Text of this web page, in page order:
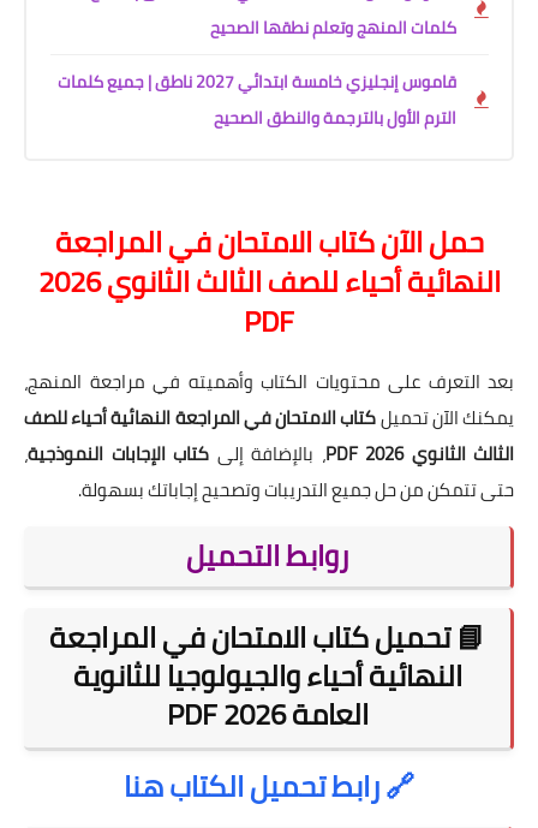
كلمات المنهج وتعلم نطقها الصحيح
قاموس إنجليزي خامسة ابتدائي 2027 ناطق | جميع كلمات
الترم الأول بالترجمة والنطق الصحيح
حمل الآن كتاب الامتحان في المراجعة
النهائية أحياء للصف الثالث الثانوي 2026
PDF
بعد التعرف على محتويات الكتاب وأهميته في مراجعة المنهج،
يمكنك الآن تحميلكتاب الامتحان في المراجعة النهائية أحياء للصف
الثالث الثانوي 2026 PDF
، بالإضافة إلى كتاب الإجابات النموذجية،
حتى تتمكن من حل جميع التدريبات وتصحيح إجاباتك بسهولة.
روابط التحميل
📘 تحميل كتاب الامتحان في المراجعة
النهائية أحياء والجيولوجيا للثانوية
العامة 2026 PDF
🔗 رابط تحميل الكتاب هنا